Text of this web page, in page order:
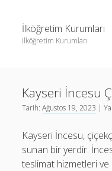
İlköğretim Kurumları
İlköğretim Kurumları
Sayfa Listesi
Spotify Dinlenme Gönderme
Threads Takipçi Yükseltme
Twitter Profil Resmi Kalite
Sayfa Listesi
Spotify Dinlenme
Kayseri İncesu
Tarih:Ağustos 19, 2023 |
Kayseri İncesu,
sunan bir yerdir.
teslimat hizmetleri ve